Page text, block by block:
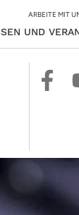
ARBEITE MIT
UND